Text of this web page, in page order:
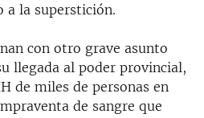
a la superstición.
con otro grave asunto
llegada al poder provincial,
de miles de personas en
de sangre que